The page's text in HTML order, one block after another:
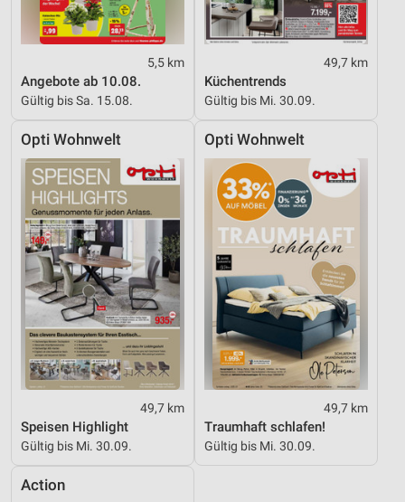
5,5 km
Angebote ab 10.08.
Gültig bis Sa. 15.08.
49,7 km
Küchentrends
Gültig bis Mi. 30.09.
Opti Wohnwelt
49,7 km
Speisen Highlight
Gültig bis Mi. 30.09.
Opti Wohnwelt
49,7 km
Traumhaft schlafen!
Gültig bis Mi. 30.09.
Action